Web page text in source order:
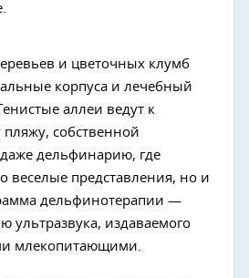
и цветочных клумб
корпуса и лечебный
аллеи ведут к
пляжу, собственной
дельфинарию, где
веселые представления, но и
дельфинотерапии —
ультразвука, издаваемого
млекопитающими.